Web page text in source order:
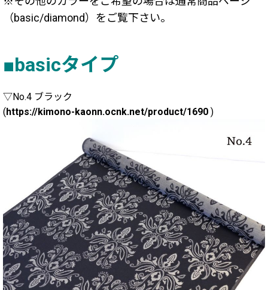
（basic/diamond）をご覧下さい。
■basicタイプ
▽No.4 ブラック
(https://kimono-kaonn.ocnk.net/product/1690 )